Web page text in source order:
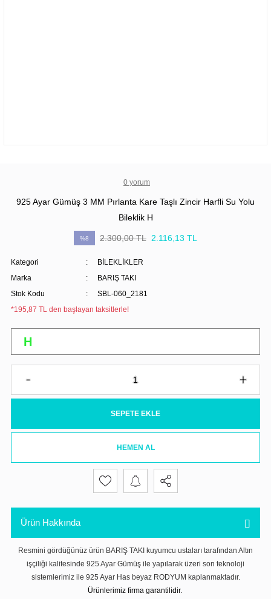
0 yorum
925 Ayar Gümüş 3 MM Pırlanta Kare Taşlı Zincir Harfli Su Yolu
Bileklik H
%8 2.300,00 TL 2.116,13 TL
Kategori
BİLEKLİKLER
Marka
BARIŞ TAKI
Stok Kodu
SBL-060_2181
*195,87 TL den başlayan taksitlerle!
SEPETE EKLE
HEMEN AL
Ürün Hakkında
Resmini gördüğünüz ürün BARIŞ TAKI kuyumcu ustaları tarafından Altın
işçiliği kalitesinde 925 Ayar Gümüş ile yapılarak üzeri son teknoloji
sistemlerimiz ile 925 Ayar Has beyaz RODYUM kaplanmaktadır.
Ürünlerimiz firma garantilidir.